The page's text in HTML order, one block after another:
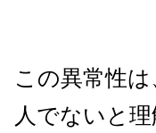
この異常性
人でないと